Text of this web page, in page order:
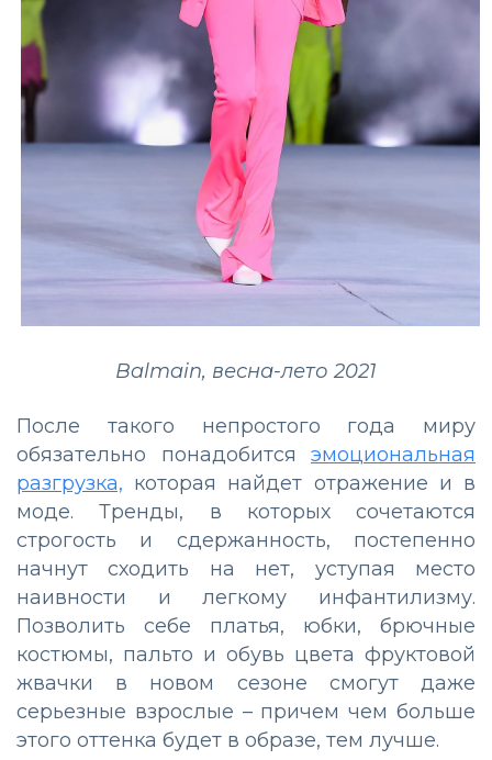
Balmain, весна-лето 2021
После такого непростого года миру
обязательно понадобится эмоциональная
разгрузка, которая найдет отражение и в
моде. Тренды, в которых сочетаются
строгость и сдержанность, постепенно
начнут сходить на нет, уступая место
наивности и легкому инфантилизму.
Позволить себе платья, юбки, брючные
костюмы, пальто и обувь цвета фруктовой
жвачки в новом сезоне смогут даже
серьезные взрослые – причем чем больше
этого оттенка будет в образе, тем лучше.